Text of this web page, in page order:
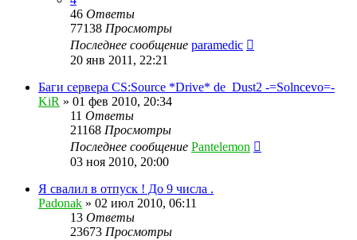
46 Ответы
77138 Просмотры
Последнее сообщение paramedic
20 янв 2011, 22:21
Баги сервера CS:Source *Drive* de_Dust2 -=Solncevo=-
KiR » 01 фев 2010, 20:34
11 Ответы
21168 Просмотры
Последнее сообщение Pantelemon
03 ноя 2010, 20:00
Я свалил в отпуск ! До 9 числа .
Padonak » 02 июл 2010, 06:11
13 Ответы
23673 Просмотры